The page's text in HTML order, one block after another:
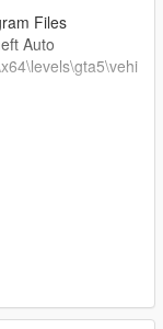
Files
Auto
the page, when
and the